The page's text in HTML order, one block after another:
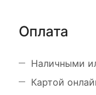
Оплата
Наличными
Картой